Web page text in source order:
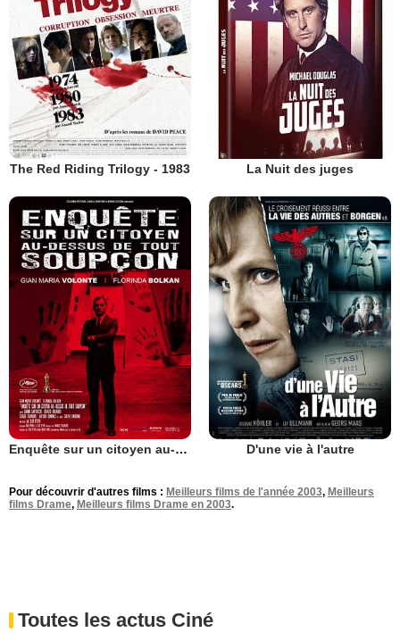
The Red Riding Trilogy - 1983 La Nuit des juges
Enquête sur un citoyen au-dessus de tout soupçon D'une vie à l'autre
Pour découvrir d'autres films : Meilleurs films de l'année 2003, Meilleurs
films Drame, Meilleurs films Drame en 2003.
Toutes les actus Ciné